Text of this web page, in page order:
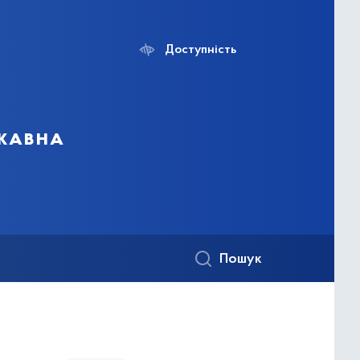
Доступність
Пошук